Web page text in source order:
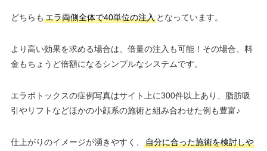
どちらも エラ両側全体で40単位の注入となっています。
より高い効果を求める場合は、倍量の注入も可能！その場合、料
金もちょうど倍額になるシンプルなシステムです。
エラボトックスの症例写真はサイト上に300件以上あり、脂肪吸
引やリフトなどほかの小顔系の施術と組み合わせた例も豊富♪
仕上がりのイメージが湧きやすく、
自分に合った施術を検討しや